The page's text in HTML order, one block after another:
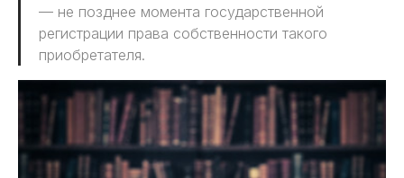
— не позднее момента государственной
регистрации права собственности такого
приобретателя.